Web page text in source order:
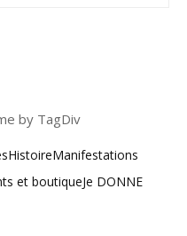
by TagDiv
HistoireManifestations
et boutiqueJe DONNE